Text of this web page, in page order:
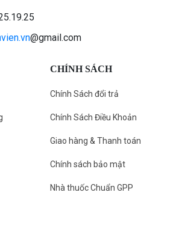
@gmail.com
CHÍNH SÁCH
Chính Sách đổi trả
Chính Sách Điều Khoản
Giao hàng & Thanh toán
Chính sách bảo mật
Nhà thuốc Chuẩn GPP